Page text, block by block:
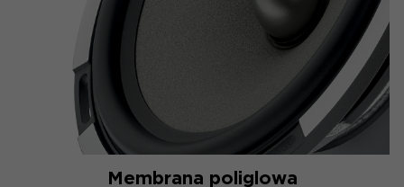
Membrana poliglowa